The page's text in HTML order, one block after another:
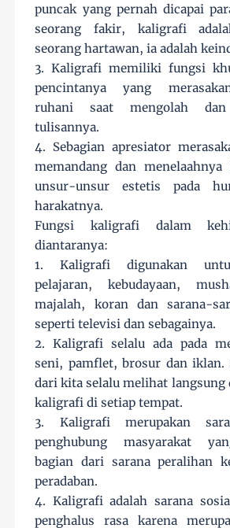
puncak yang pernah dicapai
seorang fakir, kaligrafi
seorang hartawan, ia adalah
3. Kaligrafi memiliki fungsi
pencintanya yang
ruhani saat mengolah dan
tulisannya.
4. Sebagian apresiator
memandang dan menelaahnya
unsur-unsur estetis pada
harakatnya.
Fungsi kaligrafi dalam
diantaranya:
1. Kaligrafi digunakan
pelajaran, kebudayaan,
majalah, koran dan sarana-
seperti televisi dan sebagainya.
2. Kaligrafi selalu ada pada
seni, pamflet, brosur dan iklan.
dari kita selalu melihat langsung
kaligrafi di setiap tempat.
3. Kaligrafi merupakan
penghubung masyarakat
bagian dari sarana peralihan
peradaban.
4. Kaligrafi adalah sarana
penghalus rasa karena